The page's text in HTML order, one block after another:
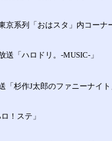
京系列「おはスタ」内コー
送「ハロドリ。-MUSIC-」
「杉作J太郎のファニーナイ
！ステ」